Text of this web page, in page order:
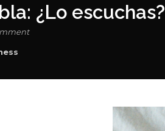
¿Lo escuchas?